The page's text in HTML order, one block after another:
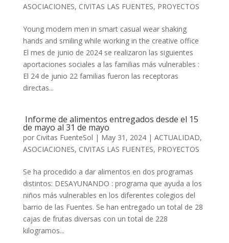
ASOCIACIONES, CIVITAS LAS FUENTES, PROYECTOS
Young modern men in smart casual wear shaking
hands and smiling while working in the creative office
El mes de junio de 2024 se realizaron las siguientes
aportaciones sociales a las familias más vulnerables :
El 24 de junio 22 familias fueron las receptoras
directas...
Informe de alimentos entregados desde el 15
de mayo al 31 de mayo
por Civitas FuenteSol | May 31, 2024| ACTUALIDAD,
ASOCIACIONES, CIVITAS LAS FUENTES, PROYECTOS
Se ha procedido a dar alimentos en dos programas
distintos: DESAYUNANDO : programa que ayuda a los
niños más vulnerables en los diferentes colegios del
barrio de las Fuentes. Se han entregado un total de 28
cajas de frutas diversas con un total de 228
kilogramos...